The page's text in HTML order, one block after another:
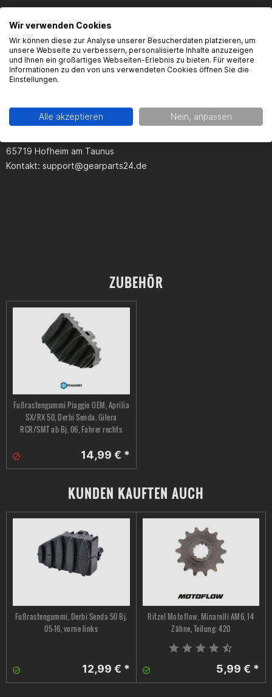
Produktsicherheit
Gearparts GmbH
65719 Hofheim am Taunus
Kontakt: support@gearparts24.de
ZUBEHÖR
Fußrastengummi Piaggio OEM, Aprilia
SX/RX 50, Derbi Senda, Gilera
RCR/SMT ab Bj. 06, Fahrer rechts
14,99 € *
KUNDEN KAUFTEN AUCH
Fußrastengummi, Derbi Senda 50 Bj.
05-16, vorne links
12,99 € *
Ritzel Motoflow, Minarelli AM6, 14
Zähne, Teilung: 420
5,99 € *
Wir verwenden Cookies
Wir können diese zur Analyse unserer Besucherdaten platzieren, um
unsere Webseite zu verbessern, personalisierte Inhalte anzuzeigen
und Ihnen ein großartiges Webseiten-Erlebnis zu bieten. Für weitere
Informationen zu den von uns verwendeten Cookies öffnen Sie die
Einstellungen.
Alle akzeptieren Nein, anpassen